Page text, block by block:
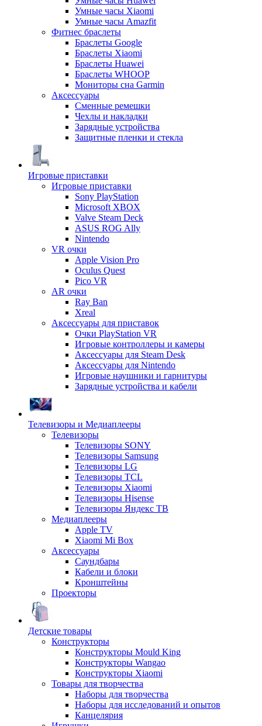
Умные часы Xiaomi
Умные часы Amazfit
Фитнес браслеты
Браслеты Google
Браслеты Xiaomi
Браслеты Huawei
Браслеты WHOOP
Мониторы сна Garmin
Аксессуары
Сменные ремешки
Чехлы и накладки
Зарядные устройства
Защитные пленки и стекла
Игровые приставки
Игровые приставки
Sony PlayStation
Microsoft XBOX
Valve Steam Deck
ASUS ROG Ally
Nintendo
VR очки
Apple Vision Pro
Oculus Quest
Pico VR
AR очки
Ray Ban
Xreal
Аксессуары для приставок
Очки PlayStation VR
Игровые контроллеры и камеры
Аксессуары для Steam Desk
Аксессуары для Nintendo
Игровые наушники и гарнитуры
Зарядные устройства и кабели
Телевизоры и Медиаплееры
Телевизоры
Телевизоры SONY
Телевизоры Samsung
Телевизоры LG
Телевизоры TCL
Телевизоры Xiaomi
Телевизоры Hisense
Телевизоры Яндекс ТВ
Медиаплееры
Apple TV
Xiaomi Mi Box
Аксессуары
Саундбары
Кабели и блоки
Кронштейны
Проекторы
Детские товары
Конструкторы
Конструкторы Mould King
Конструкторы Wangao
Конструкторы Xiaomi
Товары для творчества
Наборы для творчества
Наборы для исследований и опытов
Канцелярия